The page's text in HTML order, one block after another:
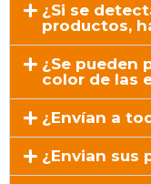
¿Si se
productos,
¿Se pueden
color de las
¿Envían a
¿Envian sus